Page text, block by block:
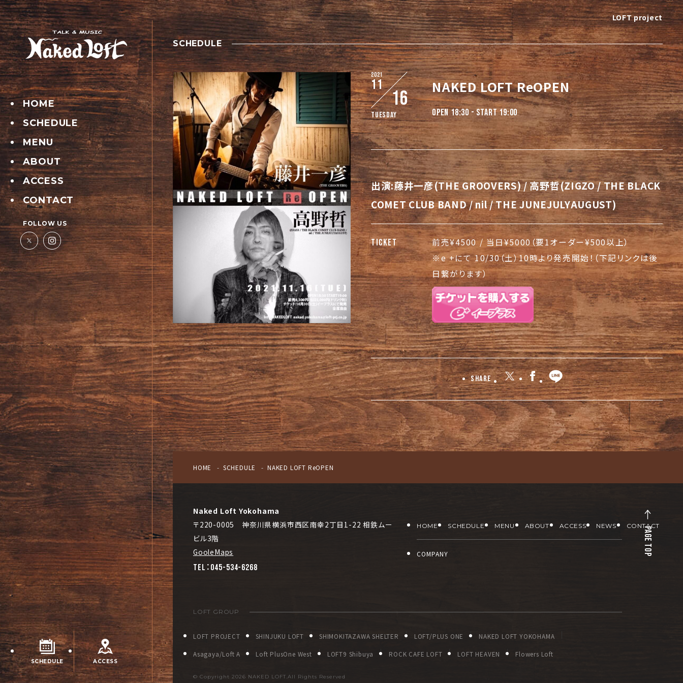
HOME
SCHEDULE
MENU
ABOUT
ACCESS
CONTACT
FOLLOW US
SCHEDULE ACCESS
LOFT project
SCHEDULE
2021
11
16
Tuesday
NAKED LOFT ReOPEN
OPEN 18:30 - START 19:00
出演:藤井一彦(THE GROOVERS) / 高野哲(ZIGZO / THE BLACK
COMET CLUB BAND / nil / THE JUNEJULYAUGUST)
TICKET
前売¥4500 / 当日¥5000（要1オーダー¥500以上）
※e +にて 10/30（土）10時より発売開始！（下記リンクは後
日繋がります）
Share
HOME SCHEDULE NAKED LOFT ReOPEN
Naked Loft Yokohama
〒220-0005 神奈川県横浜市西区南幸2丁目1-22 相鉄ムー
ビル3階
GooleMaps
TEL：045-534-6268
HOME SCHEDULE MENU ABOUT ACCESS NEWS CONTACT
COMPANY
LOFT GROUP
LOFT PROJECT SHINJUKU LOFT SHIMOKITAZAWA SHELTER LOFT/PLUS ONE NAKED LOFT YOKOHAMA
Asagaya/Loft A Loft PlusOne West LOFT9 Shibuya ROCK CAFE LOFT LOFT HEAVEN Flowers Loft
© Copyright 2026 NAKED LOFT.All Rights Reserved
PAGE TOP